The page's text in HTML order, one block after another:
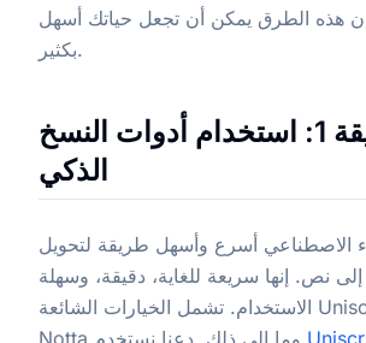
هذه الطرق يمكن أن تجعل حياتك أسهل
بكثير.
الطريقة 1: استخدام أدوات النسخ
الذكي
الاصطناعي أسرع وأسهل طريقة لتحويل
إلى نص. إنها سريعة للغاية، دقيقة، وسهلة
الاستخدام. تشمل الخيارات الشائعة Uniscribe و Scribe و